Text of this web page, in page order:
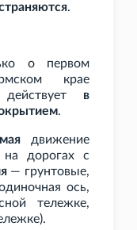
.
о первом
крае
действует в
.
движение
на дорогах с
— грунтовые,
ось,
тележке,